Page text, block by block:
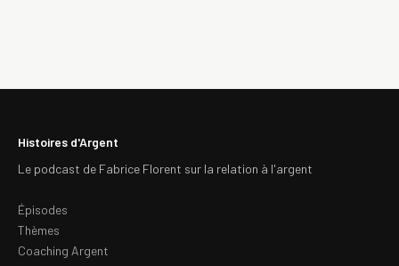
Histoires d'Argent
Le podcast de Fabrice Florent sur la relation à l'argent
Épisodes
Thèmes
Coaching Argent